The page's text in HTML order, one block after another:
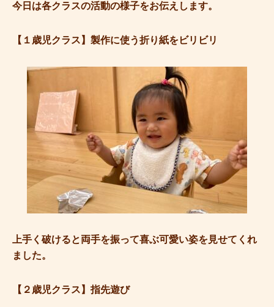
今日は各クラスの活動の様子をお伝えします。
【１歳児クラス】製作に使う折り紙をビリビリ
上手く破けると両手を振って喜ぶ可愛い姿を見せてくれ
ました。
【２歳児クラス】指先遊び